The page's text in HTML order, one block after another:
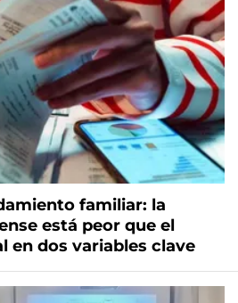
familiar: la
está peor que el
en dos variables clave